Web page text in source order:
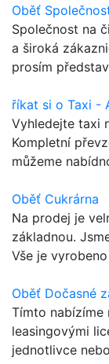
Oběť
Společnost na
a široká
prosím
říkat si o Taxi -
Vyhledejte taxi
Kompletní
můžeme
Oběť Cukrárna
Na prodej je
základnou.
Vše je
Oběť Dočasné
Tímto nabízíme
leasingovými
jednotlivce